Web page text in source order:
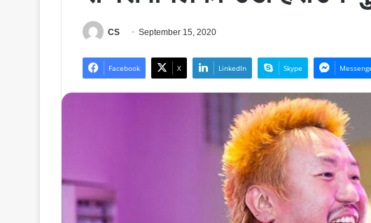
CS September 15, 2020
Facebook X LinkedIn Skype